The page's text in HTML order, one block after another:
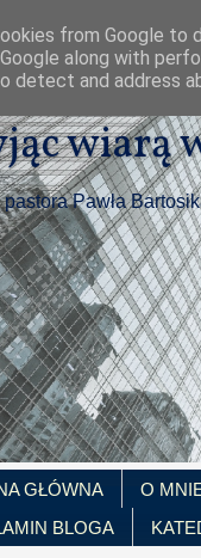
wiarą
Pawła
GŁÓWNA O
BLOGA
from Google to
along with
detect and address